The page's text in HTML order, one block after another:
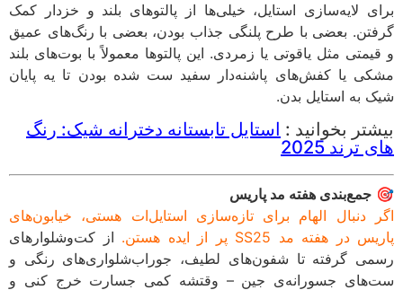
برای لایه‌سازی استایل، خیلی‌ها از پالتوهای بلند و خزدار کمک
گرفتن. بعضی با طرح پلنگی جذاب بودن، بعضی با رنگ‌های عمیق
و قیمتی مثل یاقوتی یا زمردی. این پالتوها معمولاً با بوت‌های بلند
مشکی یا کفش‌های پاشنه‌دار سفید ست شده بودن تا یه پایان
شیک به استایل بدن.
بیشتر بخوانید : استایل تابستانه دخترانه شیک: رنگ
های ترند 2025
🎯 جمع‌بندی هفته مد پاریس
اگر دنبال الهام برای تازه‌سازی استایل‌ات هستی، خیابون‌های
پاریس در هفته مد SS25 پر از ایده‌ هستن.
از کت‌و‌شلوارهای
رسمی گرفته تا شفون‌های لطیف، جوراب‌شلواری‌های رنگی و
ست‌های جسورانه‌ی جین – وقتشه کمی جسارت خرج کنی و